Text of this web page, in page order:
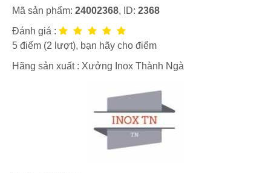
Mã sản phẩm: 24002368, ID: 2368
Đánh giá :
5 điểm (2 lượt), bạn hãy cho điểm
Hãng sản xuất : Xưởng Inox Thành Ngà